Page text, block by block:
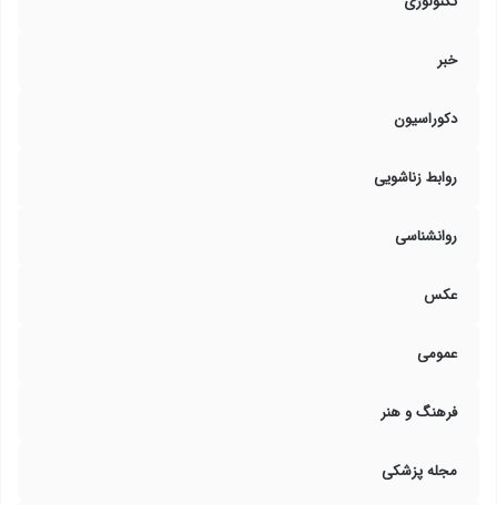
خبر
دکوراسیون
روابط زناشویی
روانشناسی
عکس
عمومی
فرهنگ و هنر
مجله پزشکی